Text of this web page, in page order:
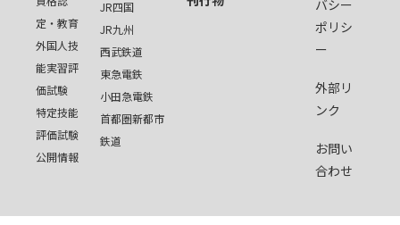
定・教育
外国人技
能実習評
価試験
特定技能
評価試験
公開情報
JR四国
JR九州
西武鉄道
東急電鉄
小田急電鉄
首都圏新都市
鉄道
バシー
ポリシ
ー
外部リ
ンク
お問い
合わせ